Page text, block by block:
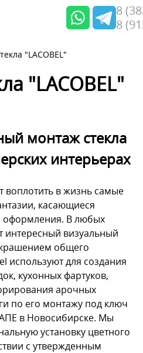
8
8
"LACOBEL"
"LACOBEL"
монтаж стекла
интерьерах
воплотить в жизнь самые
касающиеся
оформления. В любых
интересный визуальный
общего
используют для создания
кухонных фартуков,
арочных
по его монтажу под ключ
в Новосибирске. Мы
установку цветного
с утвержденным